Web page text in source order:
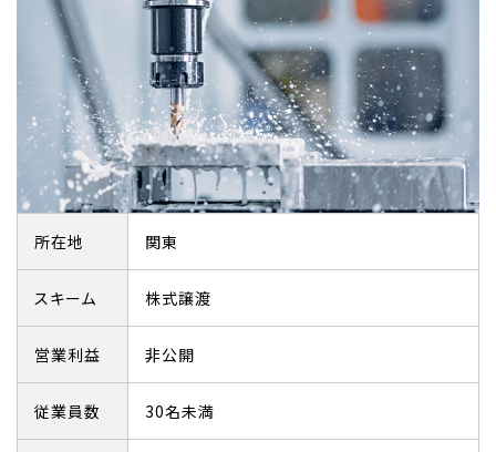
所在地 関東
スキーム 株式譲渡
営業利益 非公開
従業員数 30名未満